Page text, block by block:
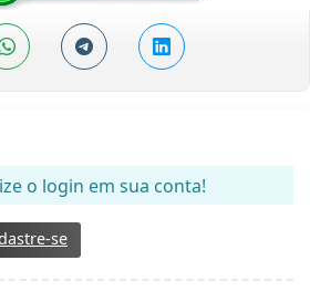
o login em sua conta!
se